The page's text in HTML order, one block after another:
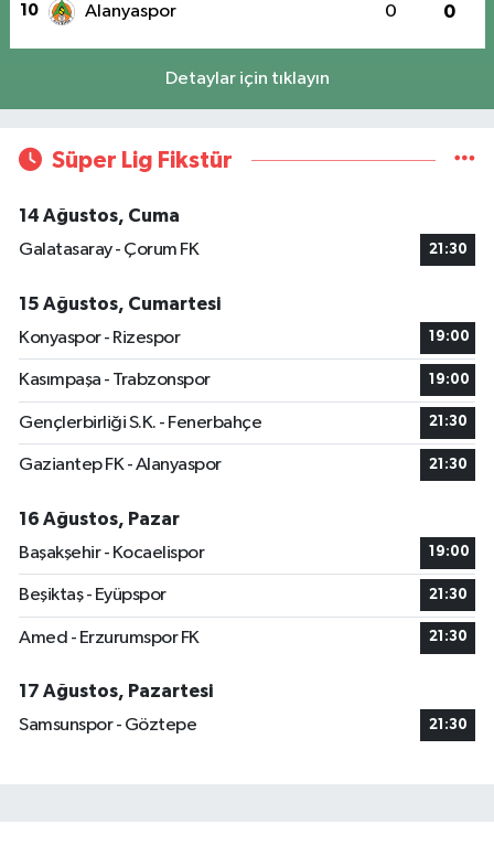
10 Alanyaspor 0 0
Detaylar için tıklayın
Süper Lig Fikstür
14 Ağustos, Cuma
Galatasaray - Çorum FK
21:30
15 Ağustos, Cumartesi
Konyaspor - Rizespor
19:00
Kasımpaşa - Trabzonspor 19:00
Gençlerbirliği S.K. - Fenerbahçe 21:30
Gaziantep FK - Alanyaspor 21:30
16 Ağustos, Pazar
Başakşehir - Kocaelispor
19:00
Beşiktaş - Eyüpspor 21:30
Amed - Erzurumspor FK 21:30
17 Ağustos, Pazartesi
Samsunspor - Göztepe
21:30